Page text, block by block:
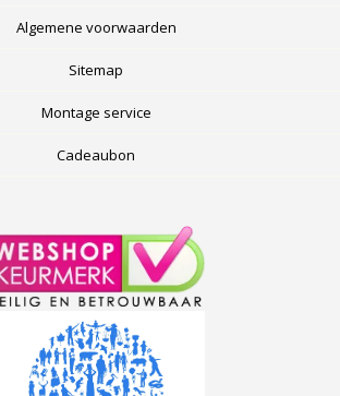
Algemene voorwaarden
Sitemap
Montage service
Cadeaubon